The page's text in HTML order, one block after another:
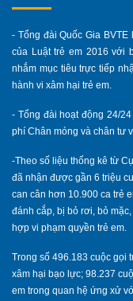
- Tổng đài Quốc Gia
của Luật trẻ em 2016 với
nhắm mục tiêu trực tiếp
hành vi xâm hại trẻ em.
- Tổng đài hoạt động 24/
phí Chân móng và chân tư
-Theo số liệu thống kê từ
đã nhận được gần 6 triệu
can cân hơn 10.900 ca trẻ
đánh cắp, bị bỏ rơi, bỏ
hợp vi phạm quyền trẻ em.
Trong số 496.183 cuộc gọi
xâm hại bạo lực; 98.237
em trong quan hệ ứng xử